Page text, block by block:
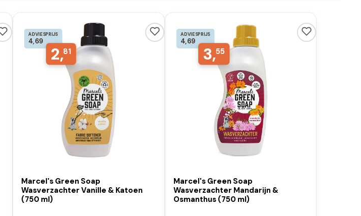
ADVIESPRIJS
4,69
2,81
Marcel's Green Soap
Wasverzachter Vanille & Katoen
(750 ml)
ADVIESPRIJS
4,69
3,55
Marcel's Green Soap
Wasverzachter Mandarijn &
Osmanthus (750 ml)